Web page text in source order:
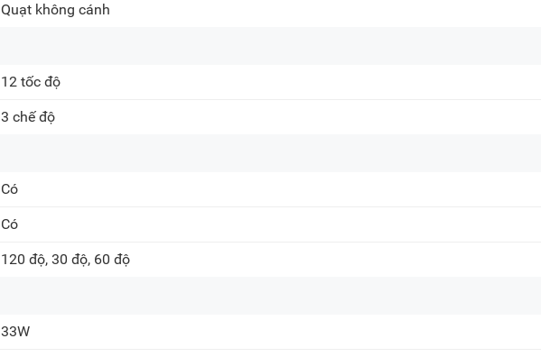
Quạt không cánh
12 tốc độ
3 chế độ
Có
Có
120 độ, 30 độ, 60 độ
33W